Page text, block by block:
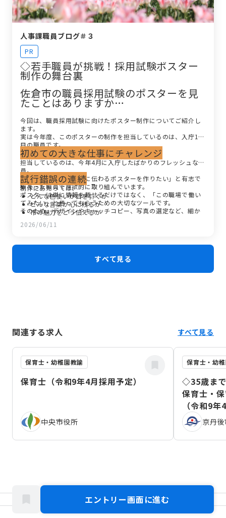
人事課職員ブログ＃３
PR
◇若手職員が挑戦！採用試験ポスター
制作の舞台裏
佐倉市の職員採用試験のポスターを見
たことはありますか…
今回は、職員採用試験に向けたポスター制作についてご紹介し
ます。
実は今年度、このポスターの制作を担当しているのは、入庁1年
目の職員です。
初めての大きな仕事にチャレンジ
担当しているのは、今年4月に入庁したばかりのフレッシュな職
員。
「受験を考えている方に伝わるポスターを作りたい」と有志で
集まった職員で意欲的に取り組んでいます。
ポスターは単に情報を載せるだけではなく、「この職場で働い
てみたい」と思ってもらうための大切なツールです。
そのため、デザインやキャッチコピー、写真の選定など、細か
試行錯誤の連続
制作にあたっては、
どんな色使いが目を引くか
どんな言葉が心に残るか
市の魅力をどう伝えるか
2026/06/11
すべて見る
関連する求人 すべて見る
保育士・幼稚園教諭
保育士（令和9年4月採用予定）
中央市役所
保育士・幼
◇35歳ま
保育士・
（令和9
京丹
エントリー画面に進む